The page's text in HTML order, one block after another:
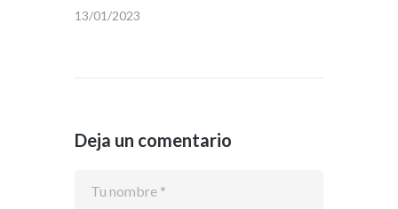
13/01/2023
Deja un comentario